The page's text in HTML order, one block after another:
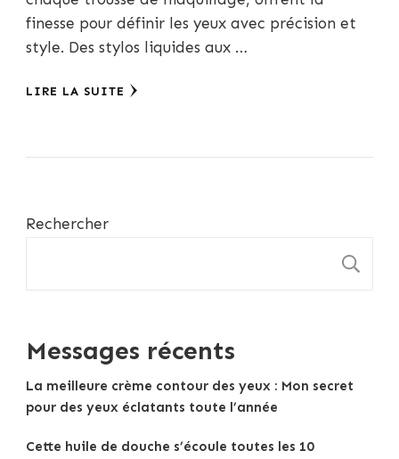
finesse pour définir les yeux avec précision et
style. Des stylos liquides aux …
LIRE LA SUITE
Rechercher
Messages récents
La meilleure crème contour des yeux : Mon secret
pour des yeux éclatants toute l’année
Cette huile de douche s’écoule toutes les 10